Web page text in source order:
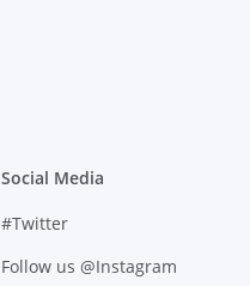
Social Media
#Twitter
Follow us @Instagram